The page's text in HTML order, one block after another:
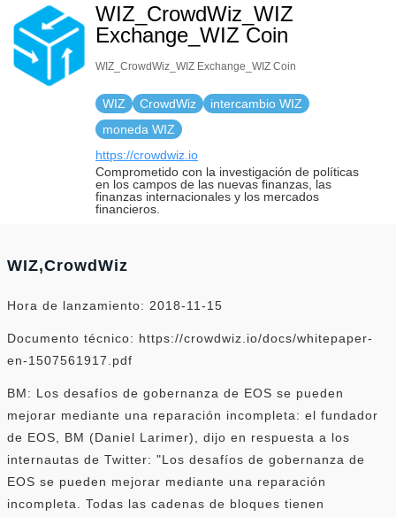
WIZ_CrowdWiz_WIZ
Exchange_WIZ Coin
WIZ_CrowdWiz_WIZ Exchange_WIZ Coin
WIZ CrowdWiz
intercambio WIZ
moneda WIZ
https://crowdwiz.io
Comprometido con la investigación de políticas
en los campos de las nuevas finanzas, las
finanzas internacionales y los mercados
financieros.
WIZ,CrowdWiz
Hora de lanzamiento: 2018-11-15
Documento técnico: https://crowdwiz.io/docs/whitepaper-
en-1507561917.pdf
BM: Los desafíos de gobernanza de EOS se pueden
mejorar mediante una reparación incompleta: el fundador
de EOS, BM (Daniel Larimer), dijo en respuesta a los
internautas de Twitter: "Los desafíos de gobernanza de
EOS se pueden mejorar mediante una reparación
incompleta. Todas las cadenas de bloques tienen